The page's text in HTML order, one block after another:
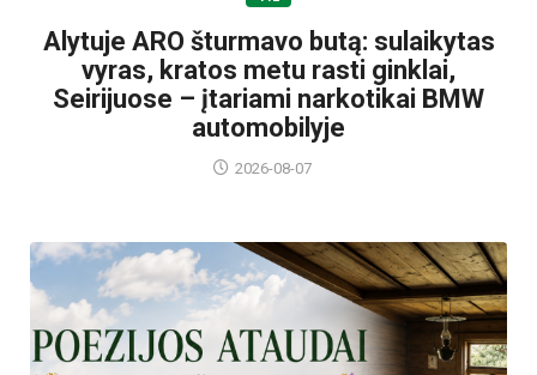
Alytuje ARO šturmavo butą: sulaikytas
vyras, kratos metu rasti ginklai,
Seirijuose – įtariami narkotikai BMW
automobilyje
2026-08-07